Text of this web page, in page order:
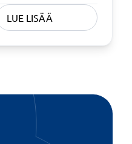
LUE LISÄÄ